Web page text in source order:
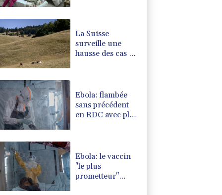
La Suisse
surveille une
hausse des cas de
laitières
Ebola: flambée
sans précédent
en RDC avec plus
Ebola: le vaccin
"le plus
prometteur"